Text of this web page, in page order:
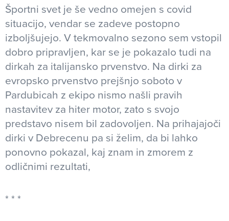
Športni svet je še vedno omejen s covid
situacijo, vendar se zadeve postopno
izboljšujejo. V tekmovalno sezono sem vstopil
dobro pripravljen, kar se je pokazalo tudi na
dirkah za italijansko prvenstvo. Na dirki za
evropsko prvenstvo prejšnjo soboto v
Pardubicah z ekipo nismo našli pravih
nastavitev za hiter motor, zato s svojo
predstavo nisem bil zadovoljen. Na prihajajoči
dirki v Debrecenu pa si želim, da bi lahko
ponovno pokazal, kaj znam in zmorem z
odličnimi rezultati,